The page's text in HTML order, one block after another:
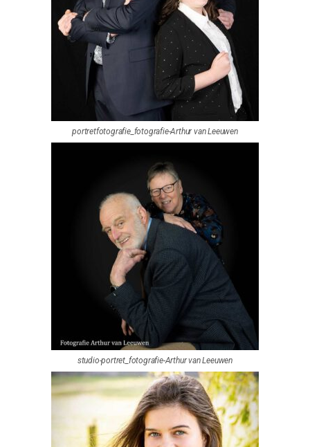
portretfotografie_fotografie-Arthur van Leeuwen
studio-portret_fotografie-Arthur van Leeuwen